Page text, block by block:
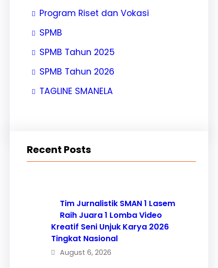
Program Riset dan Vokasi
SPMB
SPMB Tahun 2025
SPMB Tahun 2026
TAGLINE SMANELA
Recent Posts
Tim Jurnalistik SMAN 1 Lasem
Raih Juara 1 Lomba Video
Kreatif Seni Unjuk Karya 2026
Tingkat Nasional
August 6, 2026